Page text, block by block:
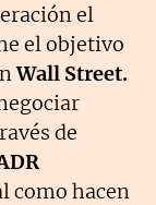
el
el objetivo
Wall Street.
de
como hacen